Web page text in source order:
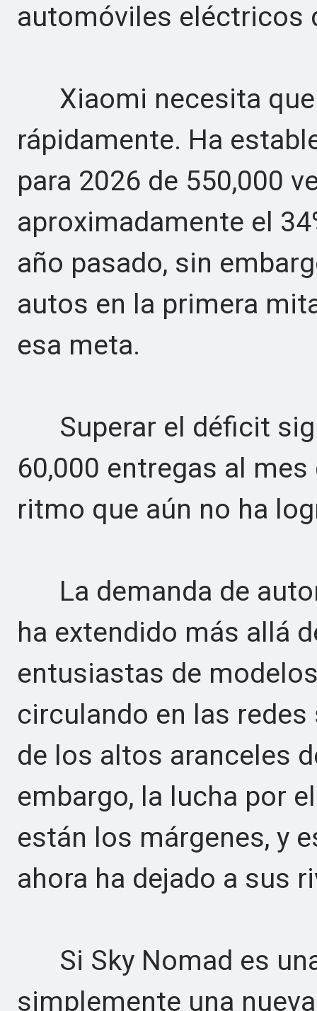
automóviles eléctricos
Xiaomi necesita que
rápidamente. Ha
para 2026 de 550,000
aproximadamente el
año pasado, sin
autos en la primera
esa meta.
Superar el déficit
60,000 entregas al
ritmo que aún no ha
La demanda de
ha extendido más allá
entusiastas de
circulando en las redes
de los altos aranceles
embargo, la lucha por
están los márgenes, y
ahora ha dejado a sus
Si Sky Nomad es
simplemente una